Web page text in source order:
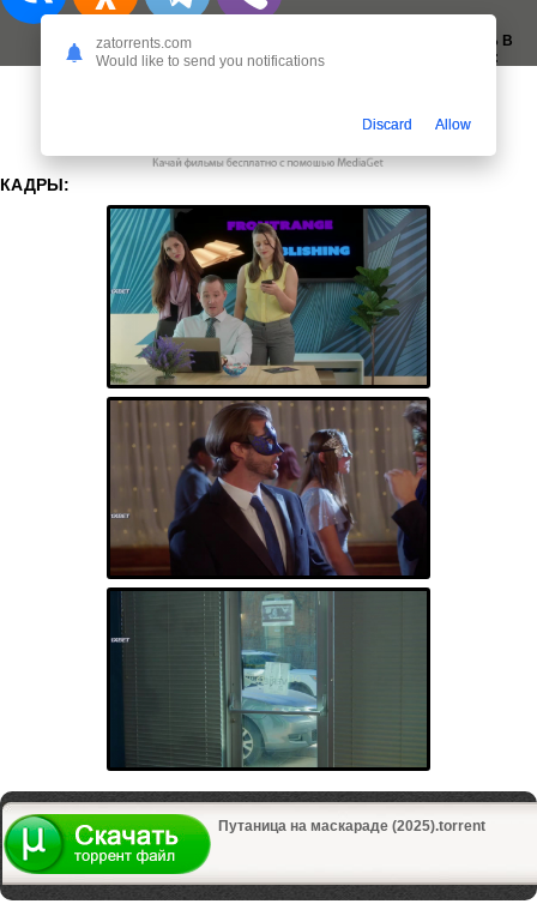
ДОБАВИТЬ В
ЗАКЛАДКИ:
КАДРЫ:
Путаница на маскараде (2025).torrent
zatorrents.com
Would like to send you notifications
Discard Allow